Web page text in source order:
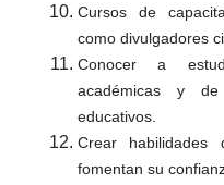
Cursos de
como divulgadores
Conocer a
académicas y
educativos.
Crear
fomentan su